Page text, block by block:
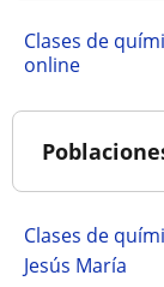
Clases de química
online
Clases de
Jesús María